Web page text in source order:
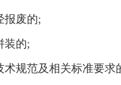
报废的;
装的;
规范及相关标准要求